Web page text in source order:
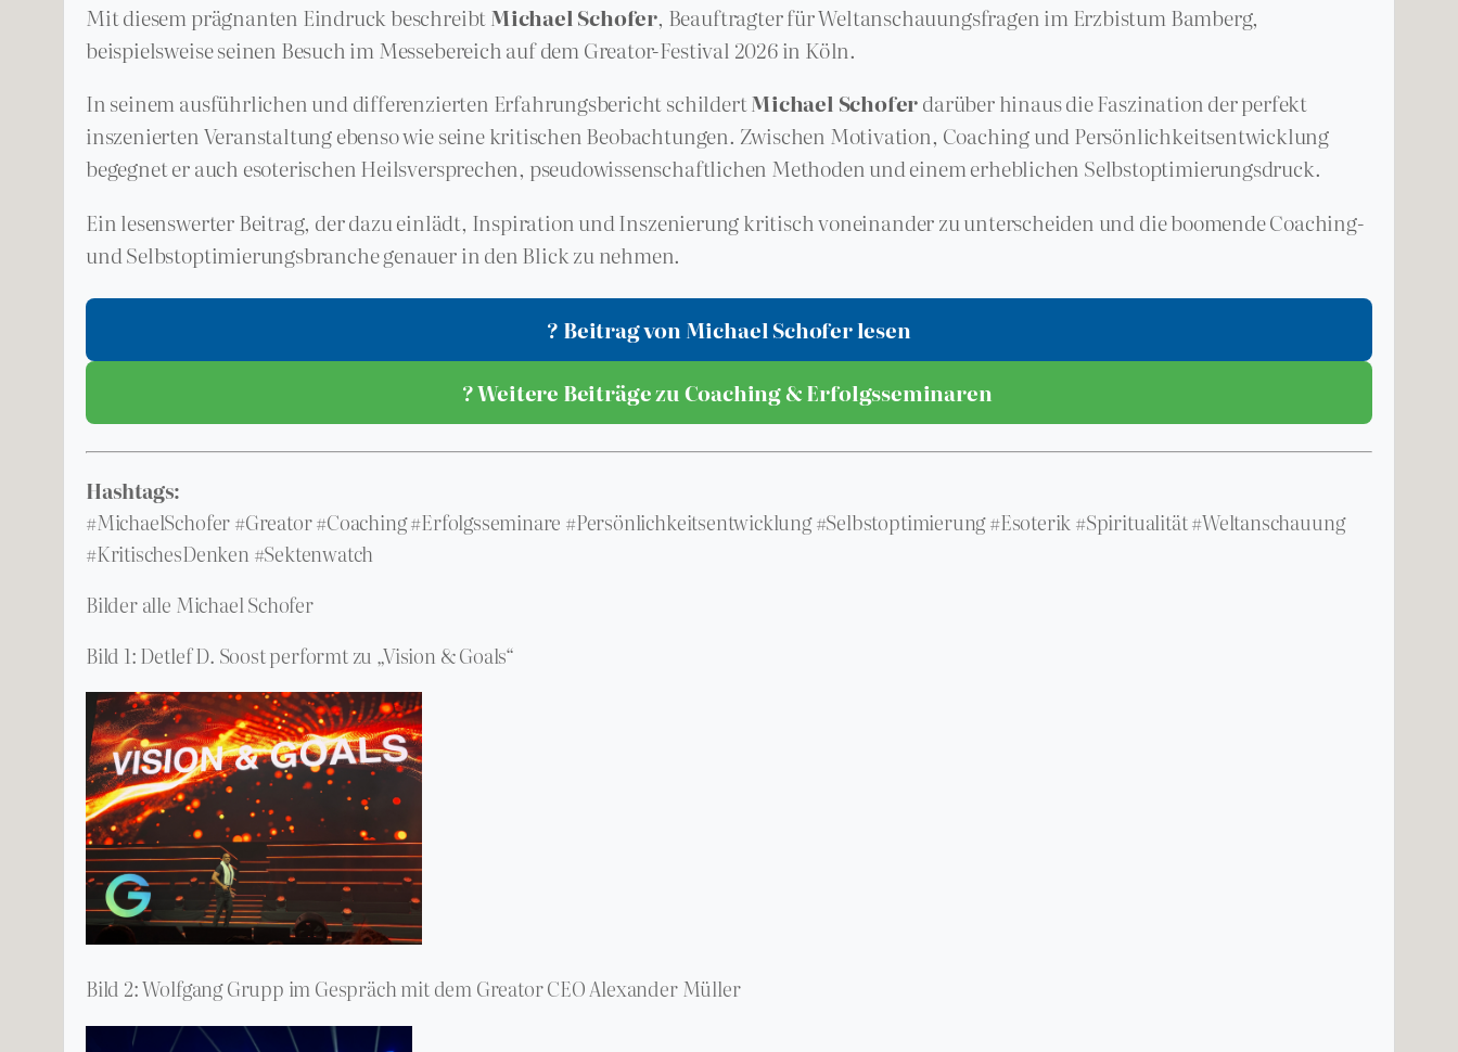
Mit diesem prägnanten Eindruck beschreibtMichael Schofer, Beauftragter für Weltanschauungsfragen im Erzbistum Bamberg,
beispielsweise seinen Besuch im Messebereich auf dem Greator-Festival 2026 in Köln.
In seinem ausführlichen und differenzierten Erfahrungsbericht schildertMichael Schoferdarüber hinaus die Faszination der perfekt
inszenierten Veranstaltung ebenso wie seine kritischen Beobachtungen. Zwischen Motivation, Coaching und Persönlichkeitsentwicklung
begegnet er auch esoterischen Heilsversprechen, pseudowissenschaftlichen Methoden und einem erheblichen Selbstoptimierungsdruck.
Ein lesenswerter Beitrag, der dazu einlädt, Inspiration und Inszenierung kritisch voneinander zu unterscheiden und die boomende Coaching-
und Selbstoptimierungsbranche genauer in den Blick zu nehmen.
? Beitrag von Michael Schofer lesen
? Weitere Beiträge zu Coaching & Erfolgsseminaren
Hashtags:
#MichaelSchofer #Greator #Coaching #Erfolgsseminare #Persönlichkeitsentwicklung #Selbstoptimierung #Esoterik #Spiritualität #Weltanschauung
#KritischesDenken #Sektenwatch
Bilder alle Michael Schofer
Bild 1: Detlef D. Soost performt zu „Vision & Goals“
Bild 2: Wolfgang Grupp im Gespräch mit dem Greator CEO Alexander Müller